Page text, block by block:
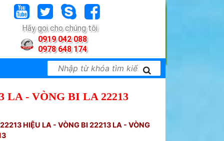
Hãy gọi cho chúng tôi
0919 042 088
0978 648 174
LA - VÒNG BI LA 22213
HIỆU LA - VÒNG BI 22213 LA - VÒNG